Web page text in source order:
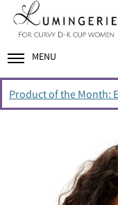
MENU
Product of the Month: